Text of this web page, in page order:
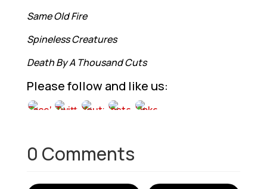
Same Old Fire
Spineless Creatures
Death By A Thousand Cuts
Please follow and like us:
0 Comments